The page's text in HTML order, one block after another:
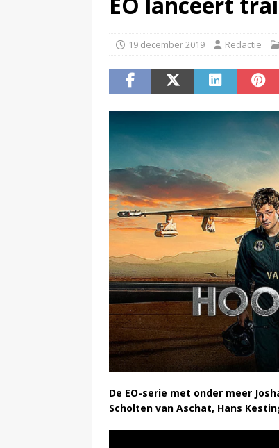
KINK-oprichter Leon
19 december 2019 Redactie
De EO-serie met onder meer
Scholten van Aschat, Hans